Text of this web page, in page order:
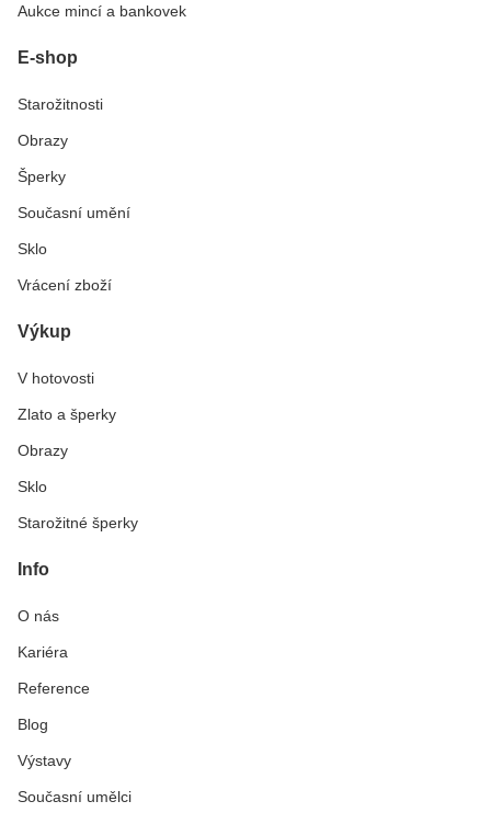
Aukce mincí a bankovek
E-shop
Starožitnosti
Obrazy
Šperky
Současní umění
Sklo
Vrácení zboží
Výkup
V hotovosti
Zlato a šperky
Obrazy
Sklo
Starožitné šperky
Info
O nás
Kariéra
Reference
Blog
Výstavy
Současní umělci